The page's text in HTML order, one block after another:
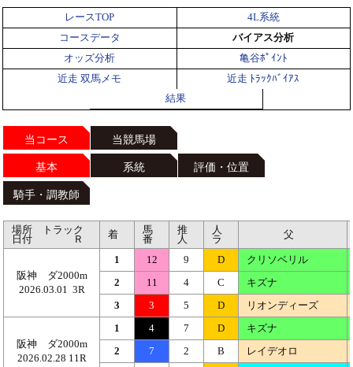
レースTOP
4L系統
コースデータ
バイアス分析
オッズ分析
亀谷ﾎﾟｲﾝﾄ
近走 双馬メモ
近走 ﾄﾗｯｸﾊﾞｲｱｽ
結果
当コース 当競馬場
基本 系統 評価・位置
騎手・調教師
場所 トラック
日付 Ｒ
着
馬
番
推
人
人
ラ
父
阪神 ダ2000m
2026.03.01 3R
1 12 9 D クリソベリル
2 11 4 C キズナ
3 3 5 D リオンディーズ
阪神 ダ2000m
2026.02.28 11R
1 4 7 D キズナ
2 7 2 B レイデオロ